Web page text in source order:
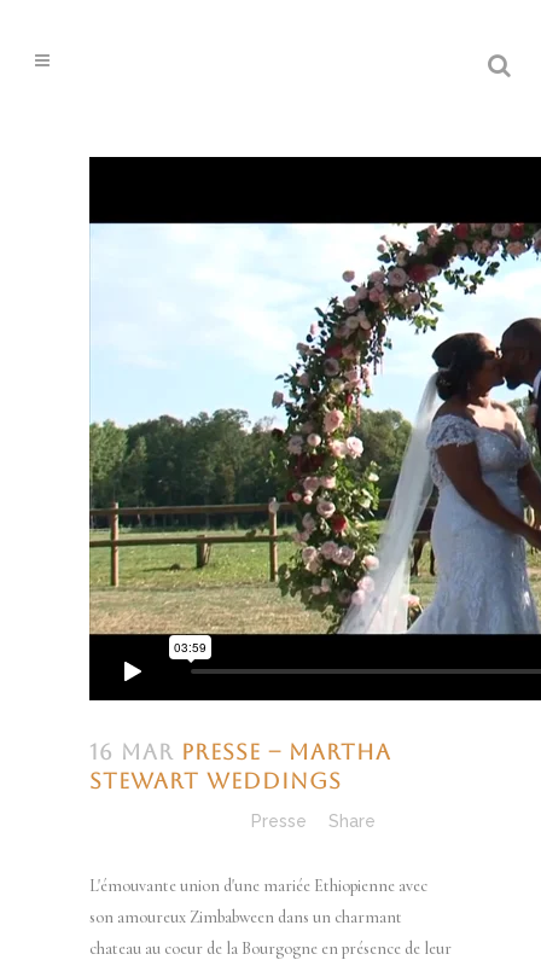
16 Mar Presse – Martha
Stewart Weddings
Presse Share
L'émouvante union d'une mariée Ethiopienne avec
son amoureux Zimbabween dans un charmant
chateau au coeur de la Bourgogne en présence de leur